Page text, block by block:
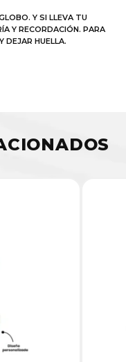
Y SI LLEVA TU
Y RECORDACIÓN. PARA
DEJAR HUELLA.